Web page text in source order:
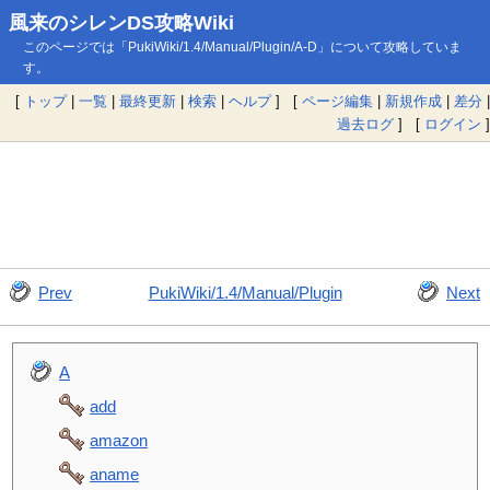
風来のシレンDS攻略Wiki
このページでは「PukiWiki/1.4/Manual/Plugin/A-D」について攻略していま
す。
[ トップ| 一覧 | 最終更新 | 検索 | ヘルプ] [ ページ編集 | 新規作成 | 差分 |
過去ログ ] [ ログイン ]
Prev Next
PukiWiki/1.4/Manual/Plugin
A
add
amazon
aname